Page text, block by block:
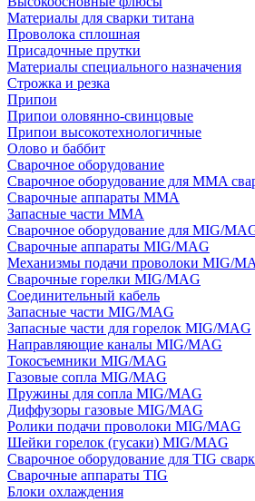
Материалы для сварки титана
Проволока сплошная
Присадочные прутки
Материалы специального назначения
Строжка и резка
Припои
Припои оловянно-свинцовые
Припои высокотехнологичные
Олово и баббит
Сварочное оборудование
Сварочное оборудование для MMA
Сварочные аппараты MMA
Запасные части MMA
Сварочное оборудование для MIG/
Сварочные аппараты MIG/MAG
Механизмы подачи проволоки MIG/
Сварочные горелки MIG/MAG
Соединительный кабель
Запасные части MIG/MAG
Запасные части для горелок MIG/MAG
Направляющие каналы MIG/MAG
Токосъемники MIG/MAG
Газовые сопла MIG/MAG
Пружины для сопла MIG/MAG
Диффузоры газовые MIG/MAG
Ролики подачи проволоки MIG/MAG
Шейки горелок (гусаки) MIG/MAG
Сварочное оборудование для TIG
Сварочные аппараты TIG
Блоки охлаждения